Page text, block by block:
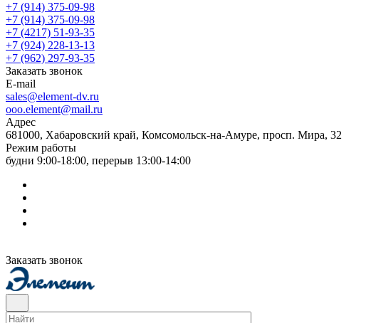
+7 (914) 375-09-98
+7 (914) 375-09-98
+7 (4217) 51-93-35
+7 (924) 228-13-13
+7 (962) 297-93-35
Заказать звонок
E-mail
sales@element-dv.ru
ooo.element@mail.ru
Адрес
681000, Хабаровский край, Комсомольск-на-Амуре, просп. Мира, 32
Режим работы
будни 9:00-18:00, перерыв 13:00-14:00
Заказать звонок